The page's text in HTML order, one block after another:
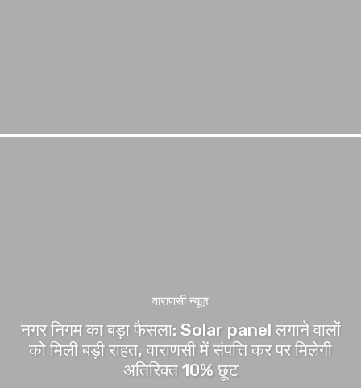
वाराणसी न्यूज़
नगर निगम का बड़ा फैसला: Solar panel लगाने वालों
को मिली बड़ी राहत, वाराणसी में संपत्ति कर पर मिलेगी
अतिरिक्त 10% छूट